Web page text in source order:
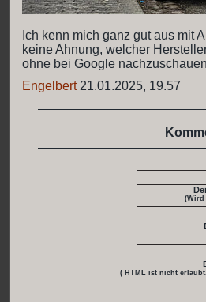
Ich kenn mich ganz gut aus mit
keine Ahnung, welcher
ohne bei Google
Engelbert21.01.2025, 19.57
(Wird
( HTML ist nicht